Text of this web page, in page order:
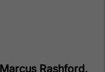
Rashford,